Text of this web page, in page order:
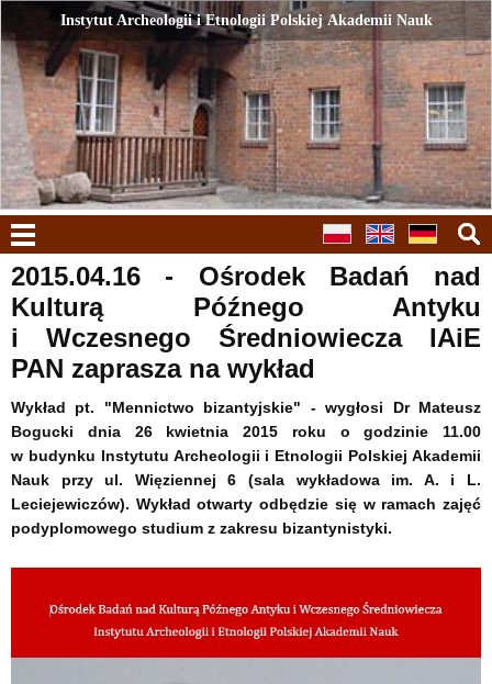
2015.04.16 - Ośrodek Badań nad
Kulturą Późnego Antyku
i Wczesnego Średniowiecza IAiE
PAN zaprasza na wykład
Wykład pt. "Mennictwo bizantyjskie" - wygłosi Dr Mateusz
Bogucki dnia 26 kwietnia 2015 roku o godzinie 11.00
w budynku Instytutu Archeologii i Etnologii Polskiej Akademii
Nauk przy ul. Więziennej 6 (sala wykładowa im. A. i L.
Leciejewiczów). Wykład otwarty odbędzie się w ramach zajęć
podyplomowego studium z zakresu bizantynistyki.
Instytut Archeologii i Etnologii Polskiej Akademii Nauk
Instytut Archeologii i Etnologii Polskiej Akademii Nauk